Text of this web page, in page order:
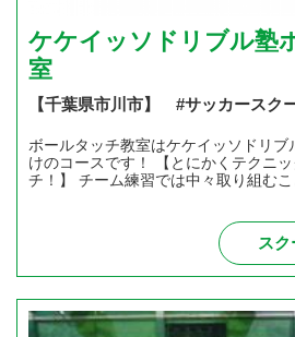
ケケイッソドリブル塾
室
【千葉県市川市】 #サッカースク
ボールタッチ教室はケケイッソドリブ
けのコースです！ 【とにかくテクニ
チ！】 チーム練習では中々取り組むこ
ス